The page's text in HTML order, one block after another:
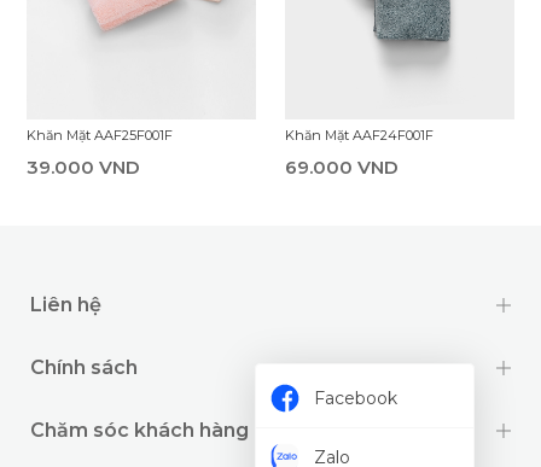
Khăn Mặt AAF25F001F
39.000 VND
Khăn Mặt AAF24F001F
69.000 VND
Liên hệ
Chính sách
Chăm sóc khách hàng
Facebook
Zalo